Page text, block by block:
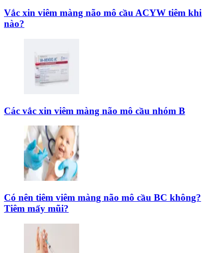
Vắc xin viêm màng não mô cầu ACYW tiêm khi
nào?
Các vắc xin viêm màng não mô cầu nhóm B
Có nên tiêm viêm màng não mô cầu BC không?
Tiêm mấy mũi?